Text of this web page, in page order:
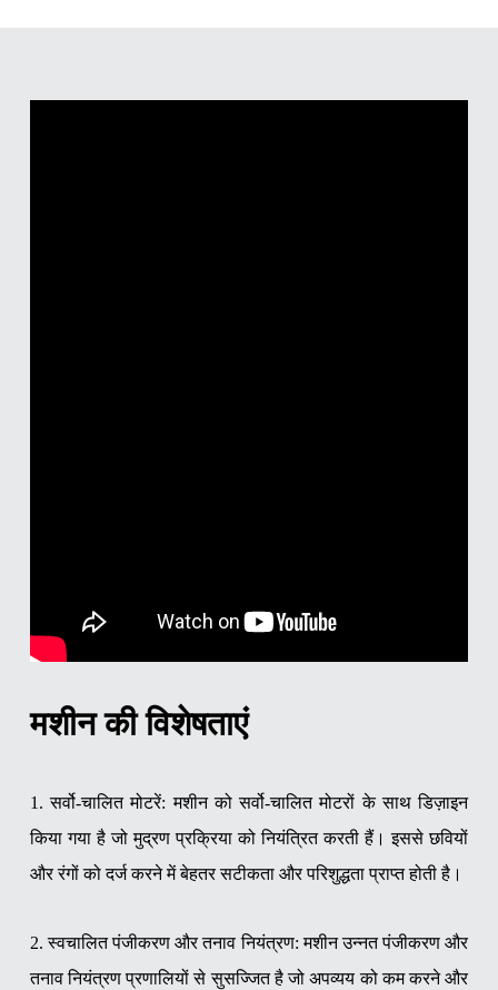
मशीन की विशेषताएं
1. सर्वो-चालित मोटरें: मशीन को सर्वो-चालित मोटरों के साथ डिज़ाइन
किया गया है जो मुद्रण प्रक्रिया को नियंत्रित करती हैं। इससे छवियों
और रंगों को दर्ज करने में बेहतर सटीकता और परिशुद्धता प्राप्त होती है।
2. स्वचालित पंजीकरण और तनाव नियंत्रण: मशीन उन्नत पंजीकरण और
तनाव नियंत्रण प्रणालियों से सुसज्जित है जो अपव्यय को कम करने और